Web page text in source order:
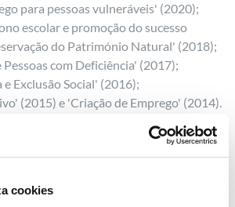
cookies
para pessoas vulneráveis' (2020);
escolar e promoção do sucesso
do Património Natural' (2018);
com Deficiência' (2017);
Exclusão Social' (2016);
(2015) e 'Criação de Emprego' (2014).
projetos é da responsabilidade da
a Stpone Soup Consulting que
efetuando também a avaliação do